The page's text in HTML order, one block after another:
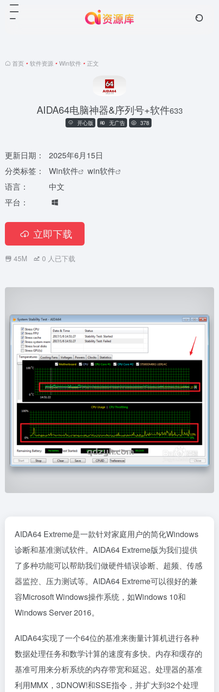
首页 • 软件资源 • Win软件 • 正文
AIDA64电脑神器&序列号+软件633
开心版 无广告 378
更新日期：
2025年6月15日
分类标签：
Win软件
win软件
语言：
中文
平台：
立即下载
45M 0 人已下载
AIDA64 Extreme是一款针对家庭用户的简化Windows
诊断和基准测试软件。AIDA64 Extreme版为我们提供
了多种功能可以帮助我们做硬件错误诊断、超频、传感
器监控、压力测试等。AIDA64 Extreme可以很好的兼
容Microsoft Windows操作系统，如Windows 10和
Windows Server 2016。
AIDA64实现了一个64位的基准来衡量计算机进行各种
数据处理任务和数学计算的速度有多快。内存和缓存的
基准可用来分析系统的内存带宽和延迟。处理器的基准
利用MMX，3DNOW!和SSE指令，并扩大到32个处理